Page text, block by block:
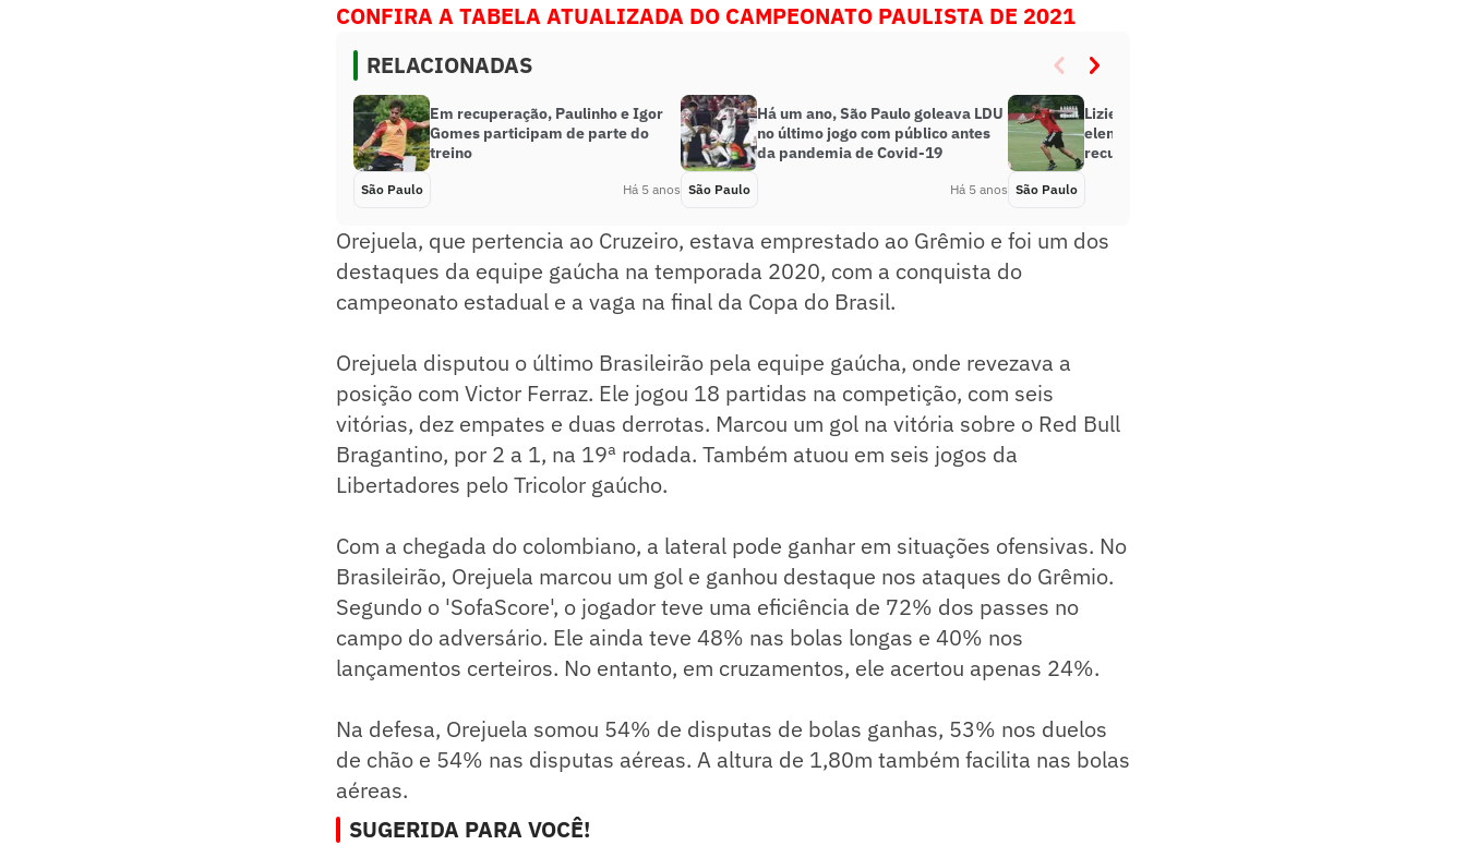
CONFIRA A TABELA ATUALIZADA DO CAMPEONATO PAULISTA DE 2021
RELACIONADAS
Em recuperação, Paulinho e Igor
Gomes participam de parte do
treino
São Paulo Há 5 anos
Há um ano, São Paulo goleava LDU
no último jogo com público antes
da pandemia de Covid-19
São Paulo Há 5 anos
Liziero realiza treino completo com
elenco; volante do São Paulo se
recupera de lesão no tornozelo
São Paulo
Orejuela, que pertencia ao Cruzeiro, estava emprestado ao Grêmio e foi um dos
destaques da equipe gaúcha na temporada 2020, com a conquista do
campeonato estadual e a vaga na final da Copa do Brasil.
Orejuela disputou o último Brasileirão pela equipe gaúcha, onde revezava a
posição com Victor Ferraz. Ele jogou 18 partidas na competição, com seis
vitórias, dez empates e duas derrotas. Marcou um gol na vitória sobre o Red Bull
Bragantino, por 2 a 1, na 19ª rodada. Também atuou em seis jogos da
Libertadores pelo Tricolor gaúcho.
Com a chegada do colombiano, a lateral pode ganhar em situações ofensivas. No
Brasileirão, Orejuela marcou um gol e ganhou destaque nos ataques do Grêmio.
Segundo o 'SofaScore', o jogador teve uma eficiência de 72% dos passes no
campo do adversário. Ele ainda teve 48% nas bolas longas e 40% nos
lançamentos certeiros. No entanto, em cruzamentos, ele acertou apenas 24%.
Na defesa, Orejuela somou 54% de disputas de bolas ganhas, 53% nos duelos
de chão e 54% nas disputas aéreas. A altura de 1,80m também facilita nas bolas
aéreas.
SUGERIDA PARA VOCÊ!